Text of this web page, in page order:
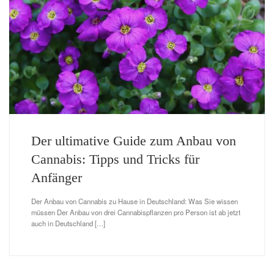
Der ultimative Guide zum Anbau von
Cannabis: Tipps und Tricks für
Anfänger
Der Anbau von Cannabis zu Hause in Deutschland: Was Sie wissen
müssen Der Anbau von drei Cannabispflanzen pro Person ist ab jetzt
auch in Deutschland […]